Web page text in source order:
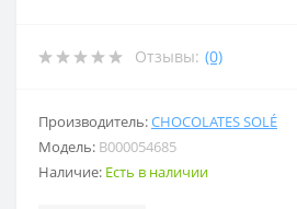
Отзывы: (0)
Производитель:CHOCOLATES SOLÉ
Модель: B000054685
Наличие: Есть в наличии